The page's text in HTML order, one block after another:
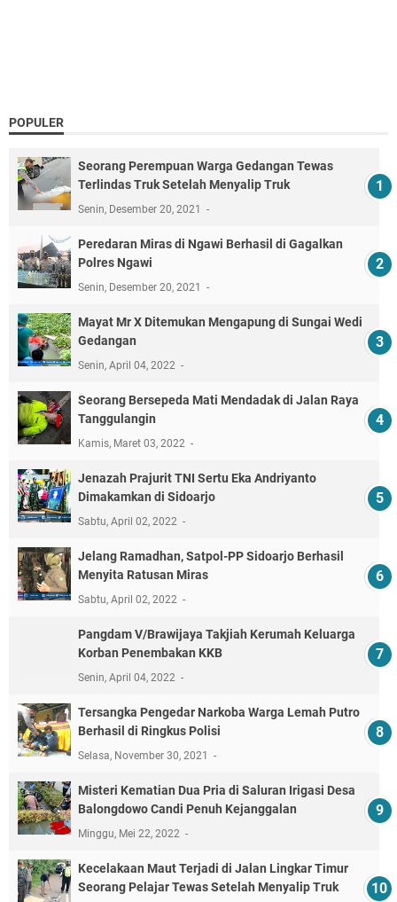
POPULER
Seorang Perempuan Warga Gedangan Tewas
Terlindas Truk Setelah Menyalip Truk
Senin, Desember 20, 2021
Peredaran Miras di Ngawi Berhasil di Gagalkan
Polres Ngawi
Senin, Desember 20, 2021
Mayat Mr X Ditemukan Mengapung di Sungai Wedi
Gedangan
Senin, April 04, 2022
Seorang Bersepeda Mati Mendadak di Jalan Raya
Tanggulangin
Kamis, Maret 03, 2022
Jenazah Prajurit TNI Sertu Eka Andriyanto
Dimakamkan di Sidoarjo
Sabtu, April 02, 2022
Jelang Ramadhan, Satpol-PP Sidoarjo Berhasil
Menyita Ratusan Miras
Sabtu, April 02, 2022
Pangdam V/Brawijaya Takjiah Kerumah Keluarga
Korban Penembakan KKB
Senin, April 04, 2022
Tersangka Pengedar Narkoba Warga Lemah Putro
Berhasil di Ringkus Polisi
Selasa, November 30, 2021
Misteri Kematian Dua Pria di Saluran Irigasi Desa
Balongdowo Candi Penuh Kejanggalan
Minggu, Mei 22, 2022
Kecelakaan Maut Terjadi di Jalan Lingkar Timur
Seorang Pelajar Tewas Setelah Menyalip Truk